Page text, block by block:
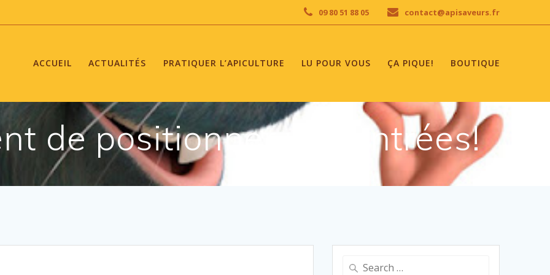
09 80 51 88 05 contact@apisaveurs.fr
ACCUEIL ACTUALITÉS PRATIQUER L’APICULTURE LU POUR VOUS ÇA PIQUE! BOUTIQUE
de positionner vos entrées!
Search